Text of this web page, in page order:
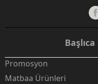
Promosyon
Matbaa Ürünleri